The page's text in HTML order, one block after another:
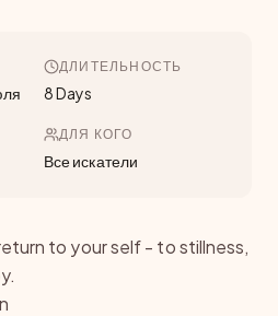
ДЛИТЕЛЬНОСТЬ
8 Days
ДЛЯ КОГО
Все искатели
to your self - to stillness,